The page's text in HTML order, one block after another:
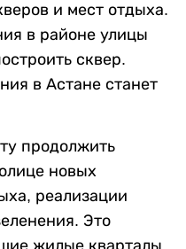
и мест отдыха.
в районе улицы
сквер.
в Астане станет
продолжить
новых
реализации
Это
жилые кварталы